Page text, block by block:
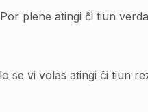
plene atingi ĉi tiun
se vi volas atingi ĉi tiun